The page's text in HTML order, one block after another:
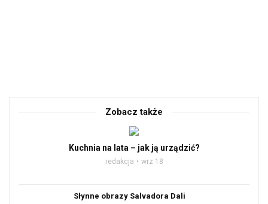
Zobacz także
Kuchnia na lata – jak ją urządzić?
redakcja wrz 18
Słynne obrazy Salvadora Dali